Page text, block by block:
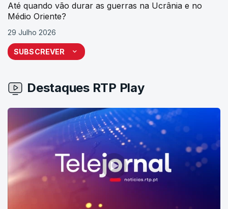
Até quando vão durar as guerras na Ucrânia e no
Médio Oriente?
29 Julho 2026
SUBSCREVER
Destaques RTP Play